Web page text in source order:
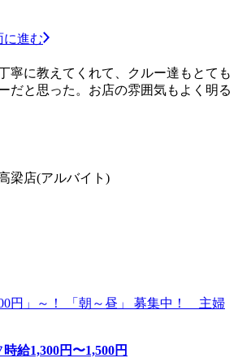
に進む
寧に教えてくれて、クルー達もとても
だと思った。お店の雰囲気もよく明る
梁店(アルバイト)
円」～！ 「朝～昼」 募集中！ 主婦
時給1,300円〜1,500円